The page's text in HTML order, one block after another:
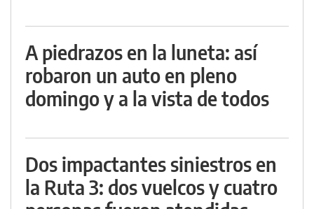
A piedrazos en la luneta: así
robaron un auto en pleno
domingo y a la vista de todos
Dos impactantes siniestros en
la Ruta 3: dos vuelcos y cuatro